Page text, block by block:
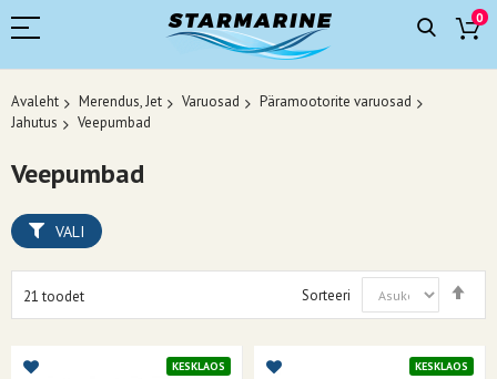
0
Avaleht Merendus, Jet Varuosad
Päramootorite varuosad
Jahutus
Veepumbad
Veepumbad
21toodet Sorteeri
KESKLAOS KESKLAOS
VALI